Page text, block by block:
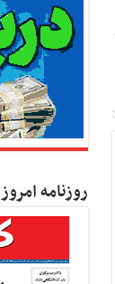
روزنامه امروز